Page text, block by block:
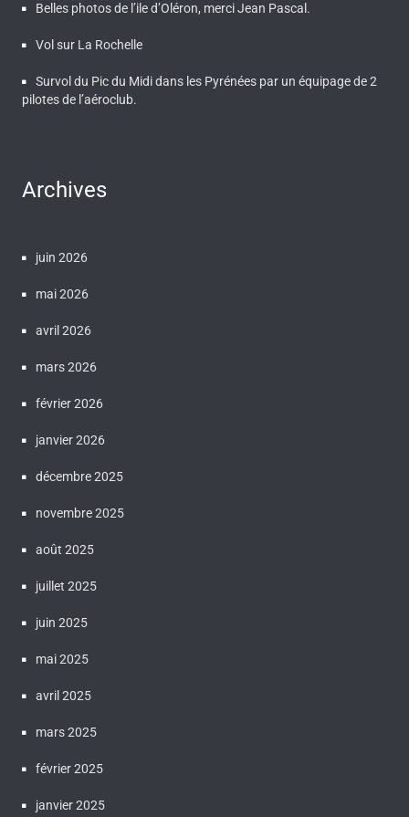
Belles photos de l’ile d’Oléron, merci Jean Pascal.
Vol sur La Rochelle
Survol du Pic du Midi dans les Pyrénées par un équipage de 2
pilotes de l’aéroclub.
Archives
juin 2026
mai 2026
avril 2026
mars 2026
février 2026
janvier 2026
décembre 2025
novembre 2025
août 2025
juillet 2025
juin 2025
mai 2025
avril 2025
mars 2025
février 2025
janvier 2025